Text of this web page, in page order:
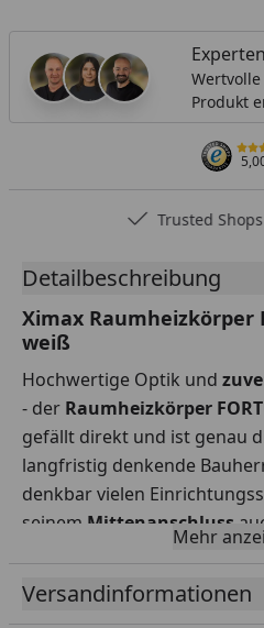
Produkt
Trusted
Detailbeschreibung
Ximax Raumheizkörper
weiß
Hochwertige Optik und
- der Raumheizkörper
gefällt direkt und ist genau
langfristig denkende
denkbar vielen
seinem Mittenanschluss
Einbausituationen einfach
Mehr
Versandinformationen